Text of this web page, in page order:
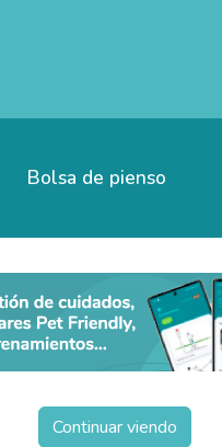
Bolsa de pienso
Continuar viendo